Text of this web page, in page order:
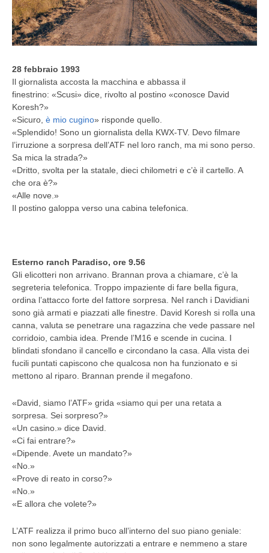
28 febbraio 1993
Il giornalista accosta la macchina e abbassa il
finestrino: «Scusi» dice, rivolto al postino «conosce David
Koresh?»
«Sicuro, è mio cugino» risponde quello.
«Splendido! Sono un giornalista della KWX-TV. Devo filmare
l’irruzione a sorpresa dell’ATF nel loro ranch, ma mi sono perso.
Sa mica la strada?»
«Dritto, svolta per la statale, dieci chilometri e c’è il cartello. A
che ora è?»
«Alle nove.»
Il postino galoppa verso una cabina telefonica.
Esterno ranch Paradiso, ore 9.56
Gli elicotteri non arrivano. Brannan prova a chiamare, c’è la
segreteria telefonica. Troppo impaziente di fare bella figura,
ordina l’attacco forte del fattore sorpresa. Nel ranch i Davidiani
sono già armati e piazzati alle finestre. David Koresh si rolla una
canna, valuta se penetrare una ragazzina che vede passare nel
corridoio, cambia idea. Prende l’M16 e scende in cucina. I
blindati sfondano il cancello e circondano la casa. Alla vista dei
fucili puntati capiscono che qualcosa non ha funzionato e si
mettono al riparo. Brannan prende il megafono.
«David, siamo l’ATF» grida «siamo qui per una retata a
sorpresa. Sei sorpreso?»
«Un casino.» dice David.
«Ci fai entrare?»
«Dipende. Avete un mandato?»
«No.»
«Prove di reato in corso?»
«No.»
«E allora che volete?»
L’ATF realizza il primo buco all’interno del suo piano geniale:
non sono legalmente autorizzati a entrare e nemmeno a stare